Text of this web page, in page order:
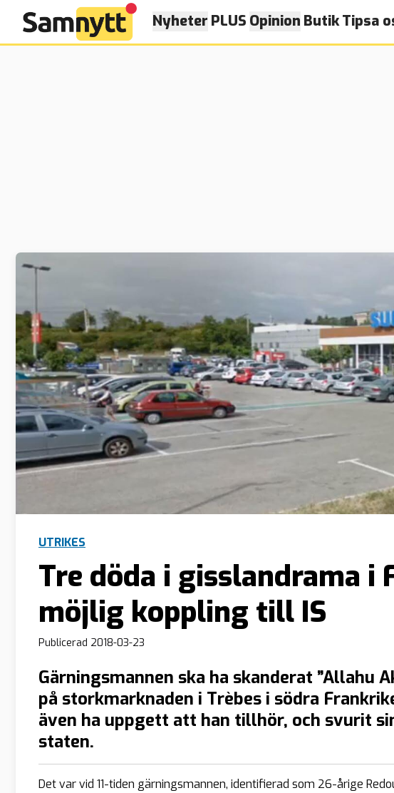
Nyheter PLUS Opinion ButikTipsa
UTRIKES
Tre döda i gisslandrama i
möjlig koppling till IS
Publicerad 2018-03-23
Gärningsmannen ska ha skanderat ”Allahu
på storkmarknaden i Trèbes i södra
även ha uppgett att han tillhör, och svurit
staten.
Det var vid 11-tiden gärningsmannen, identifierad som 26-årige